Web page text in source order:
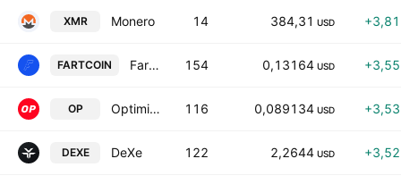
XMR Monero 14 384,31 USD
FARTCOIN Fartcoin 154 0,13164 USD
OP Optimism 116 0,089134 USD
DEXE DeXe 122 2,2644 USD